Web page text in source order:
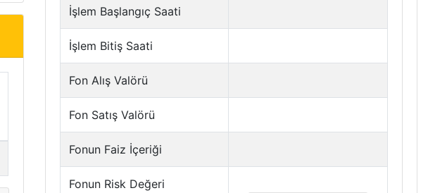
İşlem Başlangıç Saati
İşlem Bitiş Saati
Fon Alış Valörü
Fon Satış Valörü
Fonun Faiz İçeriği
Fonun Risk Değeri